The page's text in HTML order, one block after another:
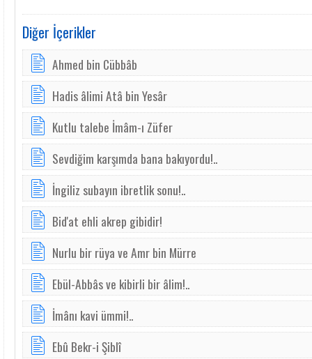
Diğer İçerikler
Ahmed bin Cübbâb
Hadis âlimi Atâ bin Yesâr
Kutlu talebe İmâm-ı Züfer
Sevdiğim karşımda bana bakıyordu!..
İngiliz subayın ibretlik sonu!..
Bid'at ehli akrep gibidir!
Nurlu bir rü­ya ve Amr bin Mür­re
E­bül-Abbâs ve ­ki­bir­li bir â­lim!..
İmânı kavi ümmi!..
Ebû Bekr-i Şiblî